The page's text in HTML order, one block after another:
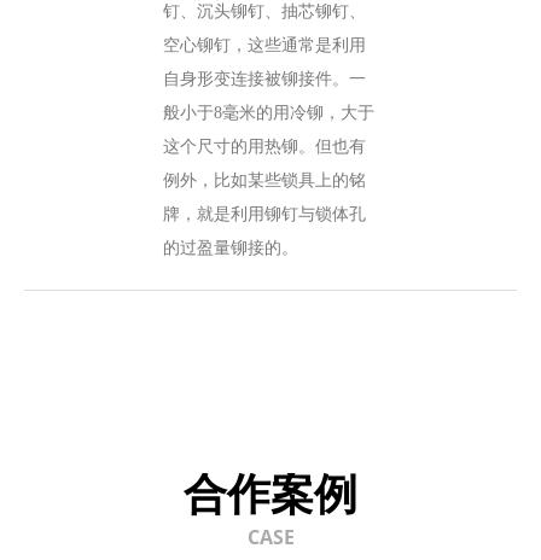
钉、沉头铆钉、抽芯铆钉、
空心铆钉，这些通常是利用
自身形变连接被铆接件。一
般小于8毫米的用冷铆，大于
这个尺寸的用热铆。但也有
例外，比如某些锁具上的铭
牌，就是利用铆钉与锁体孔
的过盈量铆接的。
合作案例
CASE